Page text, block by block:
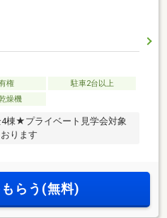
権
駐車2台以上
燥機
★プライベート見学会対象
ります
らう(無料)